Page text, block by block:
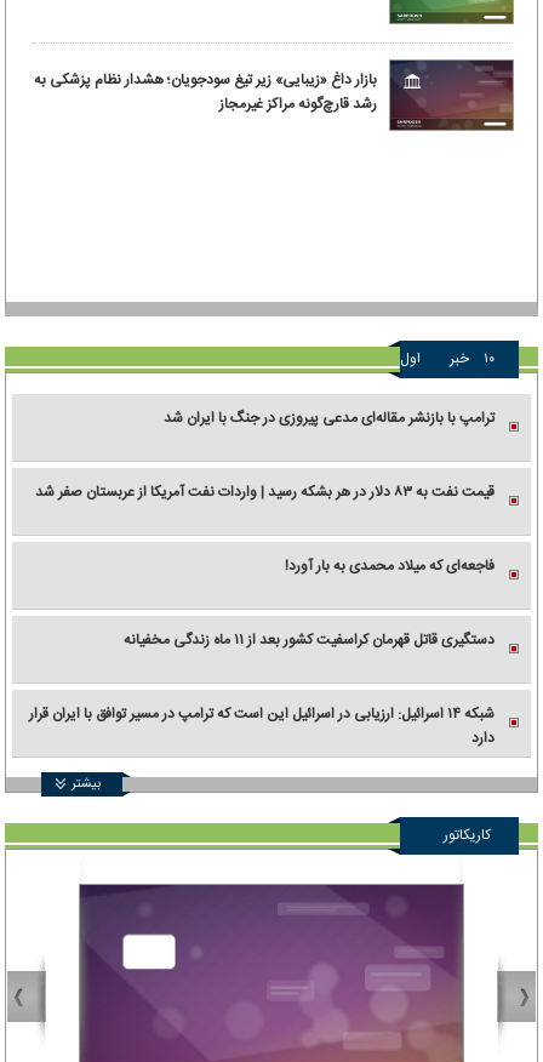
بازار داغ «زیبایی» زیر تیغ سودجویان؛ هشدار نظام پزشکی به
رشد قارچ‌گونه مراکز غیرمجاز
۱۰ خبر اول
ترامپ با بازنشر مقاله‌ای مدعی پیروزی در جنگ با ایران شد
قیمت نفت به ۸۳ دلار در هر بشکه رسید | واردات نفت آمریکا از عربستان صفر شد
فاجعه‌ای که میلاد محمدی به بار آورد!
دستگیری قاتل قهرمان کراسفیت کشور بعد از ۱۱ ماه زندگی مخفیانه
شبکه ۱۴ اسرائیل: ارزیابی در اسرائیل این است که ترامپ در مسیر توافق با ایران قرار
دارد
بیشتر
کاریکاتور